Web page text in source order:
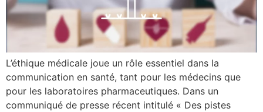
L’éthique médicale joue un rôle essentiel dans la
communication en santé, tant pour les médecins que
pour les laboratoires pharmaceutiques. Dans un
communiqué de presse récent intitulé « Des pistes